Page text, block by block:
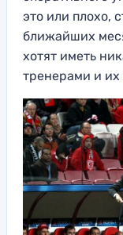
это или плохо,
ближайших
хотят иметь
тренерами и их